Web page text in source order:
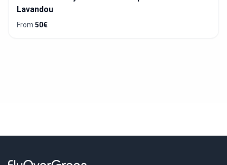
Lavandou
From 50€